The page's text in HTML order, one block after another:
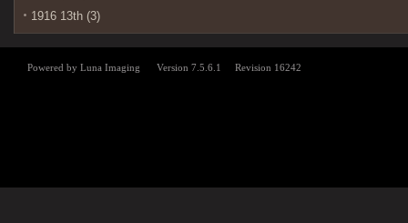
1916 13th (3)